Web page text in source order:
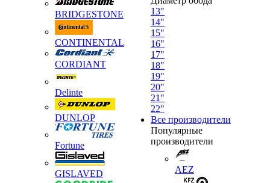
BRIDGESTONE
CONTINENTAL
CORDIANT
Delinte
DUNLOP
Fortune
GISLAVED
13"
14"
15"
16"
17"
18"
19"
20"
21"
22"
Все производители
Популярные
производители
AEZ